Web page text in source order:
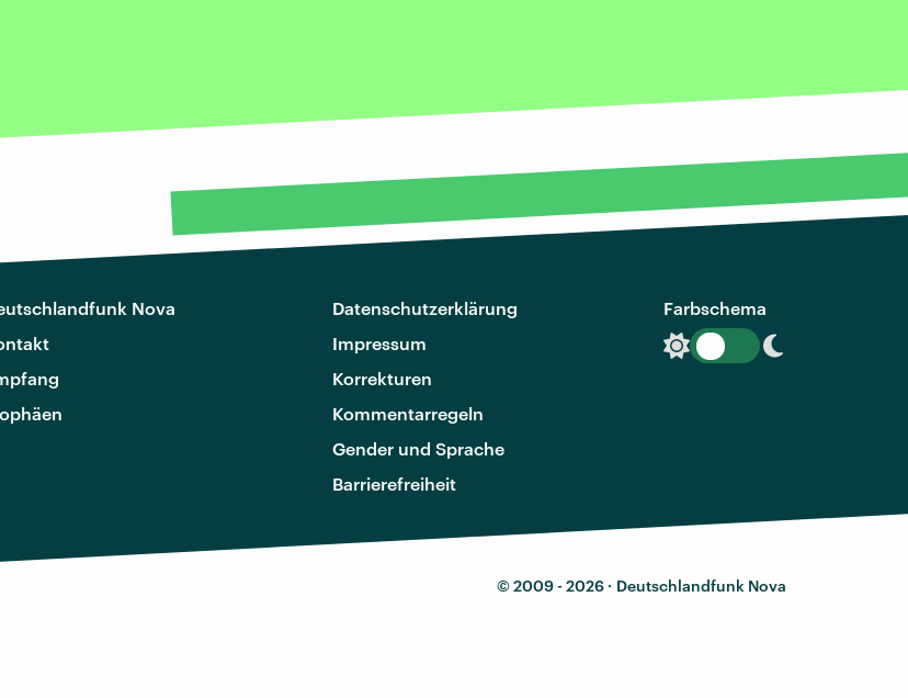
Nova
Datenschutzerklärung
Impressum
Korrekturen
Kommentarregeln
Gender und Sprache
Barrierefreiheit
Farbschema
© 2009 - 2026 · Deutschlandfunk Nova